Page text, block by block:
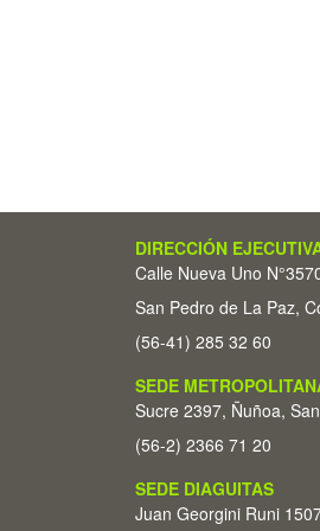
DIRECCIÓN
Calle Nueva Uno
San Pedro de La Paz,
(56-41) 285 32 60
SEDE
Sucre 2397, Ñuñoa,
(56-2) 2366 71 20
SEDE DIAGUITAS
Juan Georgini Runi